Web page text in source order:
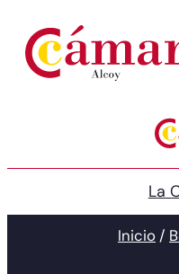
La
Inicio /